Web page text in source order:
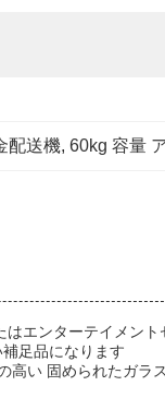
配送機, 60kg 容量
エンターテイメン
足品になります
い 固められたガ